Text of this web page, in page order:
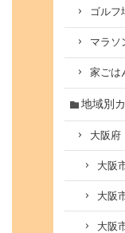
ゴルフ
マラソ
家ごは
地域別
大阪府
大阪
大阪
大阪